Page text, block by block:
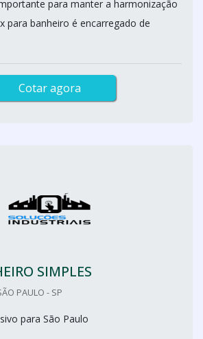
para manter a harmonização
para banheiro é encarregado de
Cotar agora
SIMPLES
PAULO - SP
para São Paulo